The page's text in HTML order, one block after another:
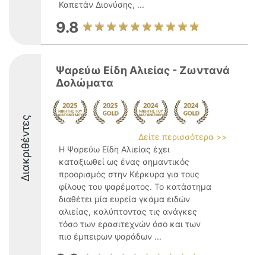
Καπετάν Διονύσης, ...
9.8
Διακριθέντες
Ψαρεύω Είδη Αλιείας - Ζωντανά
Δολώματα
Δείτε περισσότερα >>
Η Ψαρεύω Είδη Αλιείας έχει
καταξιωθεί ως ένας σημαντικός
προορισμός στην Κέρκυρα για τους
φίλους του ψαρέματος. Το κατάστημα
διαθέτει μία ευρεία γκάμα ειδών
αλιείας, καλύπτοντας τις ανάγκες
τόσο των ερασιτεχνών όσο και των
πιο έμπειρων ψαράδων ...